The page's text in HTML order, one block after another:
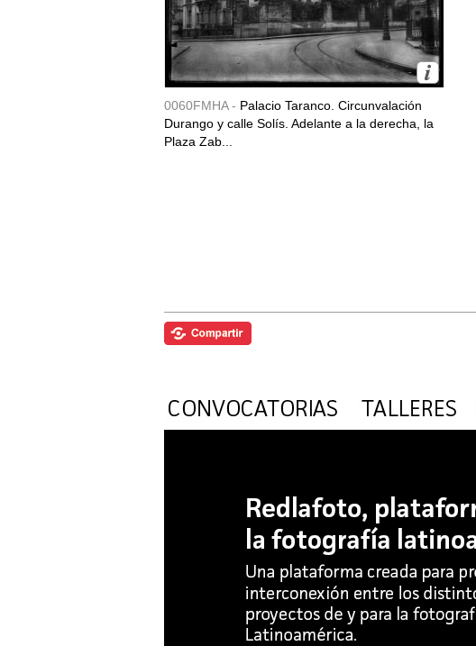
0060FMHA - Palacio Taranco. Circunvalación
Durango y calle Solís. Adelante a la derecha, la
Plaza Zab...